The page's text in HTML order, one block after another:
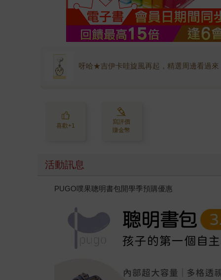
呀哈★吉伊卡哇旋風再起，精選周邊看過來
喜歡+1
寫評價
賺金幣
活動訊息
PUGO噗果聰明書包開學季預購優惠